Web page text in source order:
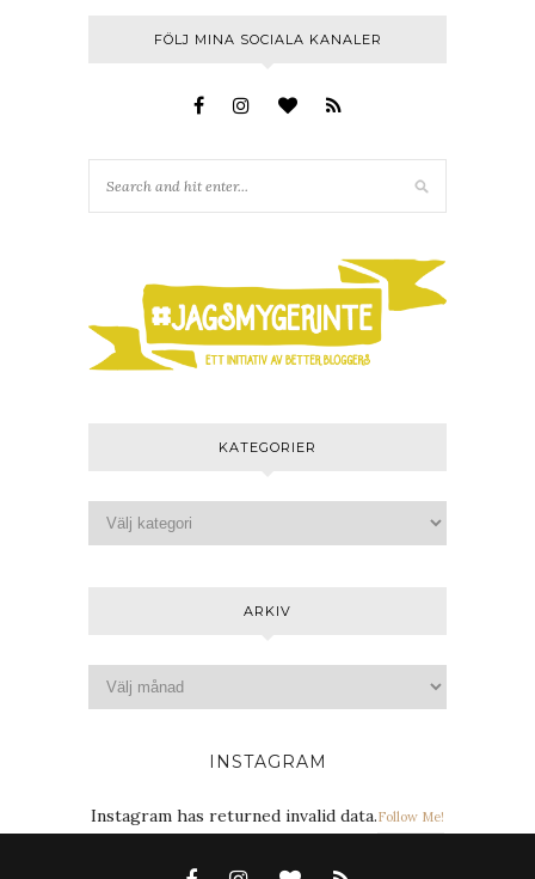
FÖLJ MINA SOCIALA KANALER
KATEGORIER
ARKIV
INSTAGRAM
Instagram has returned invalid data.Follow Me!